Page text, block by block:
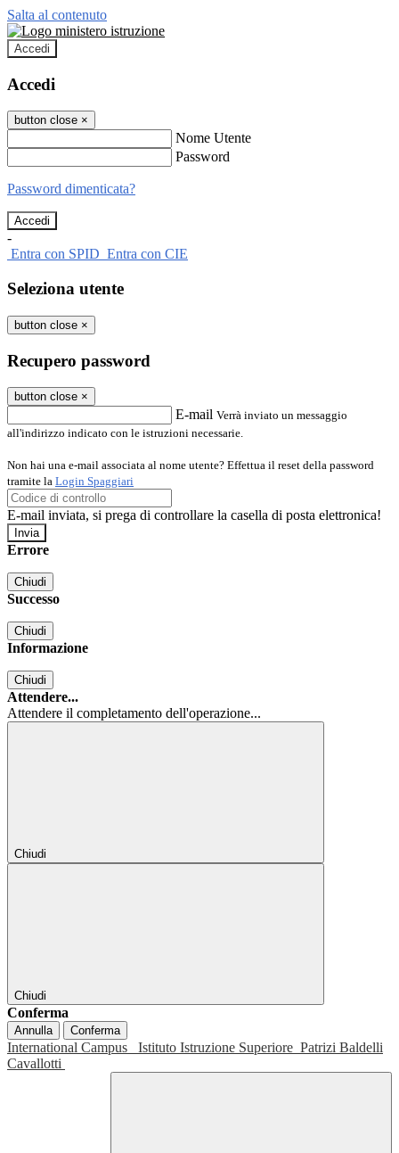
Salta al contenuto
Accedi
Accedi
button close ×
Nome Utente
Password
Password dimenticata?
-
Entra con SPID Entra con CIE
Seleziona utente
button close ×
Recupero password
button close ×
E-mail Verrà inviato un messaggio
all'indirizzo indicato con le istruzioni necessarie.
Non hai una e-mail associata al nome utente? Effettua il reset della password
tramite la Login Spaggiari
E-mail inviata, si prega di controllare la casella di posta elettronica!
Errore
Chiudi
Successo
Chiudi
Informazione
Chiudi
Attendere...
Attendere il completamento dell'operazione...
Chiudi
Chiudi
Conferma
Annulla Conferma
International Campus Istituto Istruzione Superiore Patrizi Baldelli
Cavallotti